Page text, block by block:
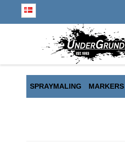
SPRAYMALING MARKERS